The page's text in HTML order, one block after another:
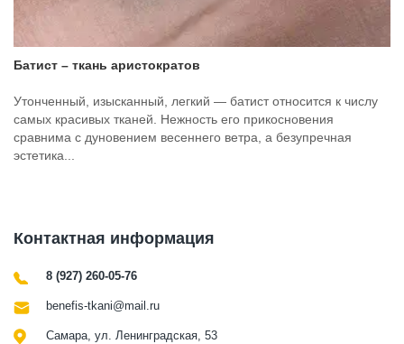
Батист – ткань аристократов
Утонченный, изысканный, легкий — батист относится к числу
самых красивых тканей. Нежность его прикосновения
сравнима с дуновением весеннего ветра, а безупречная
эстетика...
Контактная информация
8 (927) 260-05-76
benefis-tkani@mail.ru
Самара, ул. Ленинградская, 53